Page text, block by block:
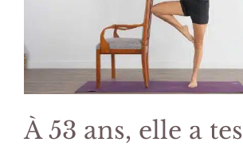
À 53 ans, elle a